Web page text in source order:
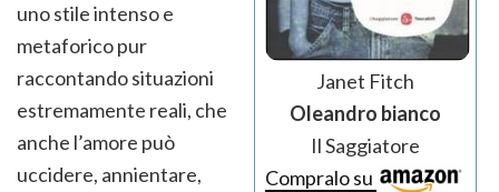
Janet Fitch
Oleandro bianco
Il Saggiatore
Compralo su
uno stile intenso e
metaforico pur
raccontando situazioni
estremamente reali, che
anche l’amore può
uccidere, annientare,